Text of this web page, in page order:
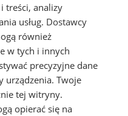
Internet i
satelitarne
treści, analizy
usług. Dostawcy
również
w tych i innych
precyzyjne dane
urządzenia. Twoje
tej witryny.
opierać się na